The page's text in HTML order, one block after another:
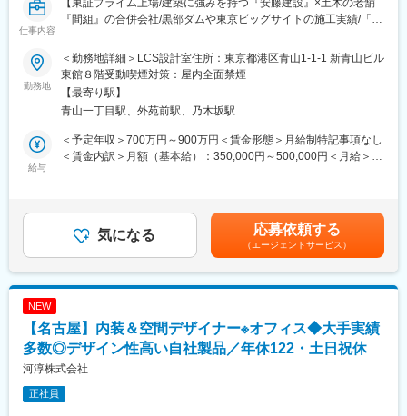
■おすすめポイント：
す。
・安定した経営基盤…同社は創業から60年続く老舗商社で例年売
上を堅調に伸ばしております。成長を続けられている秘訣として
は、アスクルNo1代理店としての確かな実績と景気に左右されに
す。
またオフィス用品通販アスクルを通じ、購買の「場」も提供し、
顧客の利益を最大化させるための最適な購買を提案しており、創
業以来黒字経営を記録中となっております。
変更の範囲：会社の定める業務
仕事内容
【東証プライム上場/建築に強みを持つ『安藤建設』×土木の老舗
『間組』の合併会社/黒部ダムや東京ビッグサイトの施工実績/「4
■業務内容：【変更の範囲:会社の定める業務】
当社にて、建築物件のリニューアル意匠設計全般（用途・予算・
デザイン、耐用年数などのお客様の設計条件の取りまとめ、企画
設計、基本設計、実施設計、工事監理等）をご担当いただきま
す。
具体的な案件としては、オフィスビル、商業施設、物流倉庫施
■働き方、その他：
・フルフレックス制や在宅勤務制度など、各自が裁量を持って働
・入寮条件はありますが、寮も完備されています。
・住宅融資や持株制度、退職金制度など福利厚生、各種手当も充
実しています。
勤務地
＜勤務地詳細＞LCS設計室住所：東京都港区青山1-1-1 新青山ビル
東館８階受動喫煙対策：屋内全面禁煙
【最寄り駅】
青山一丁目駅、外苑前駅、乃木坂駅
給与
＜予定年収＞700万円～900万円＜賃金形態＞月給制特記事項なし
＜賃金内訳＞月額（基本給）：350,000円～500,000円＜月給＞
円［月40hの時間外労働加味］42歳 年収 896万円996万円［月20h
の時間外労働加味］1,095万円［月40hの時間外労働加味］賃金は
あくまでも目安の金額であり、選考を通じて上下する可能性があ
ります。月給(月額)は固定手当を含めた表記です。
気になる 応募依頼する
（エージェントサービス）
NEW
【名古屋】内装＆空間デザイナー※オフィス◆大手実績
多数◎デザイン性高い自社製品／年休122・土日祝休
河淳株式会社
正社員